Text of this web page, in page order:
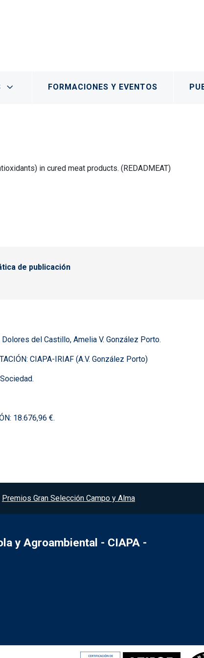
FORMACIONES Y EVENTOS
in cured meat products. (REDADMEAT)
de publicación
del Castillo, Amelia V. González Porto.
CIAPA-IRIAF (A.V. González Porto)
18.676,96 €.
Premios Gran Selección Campo y Alma
y Agroambiental - CIAPA -